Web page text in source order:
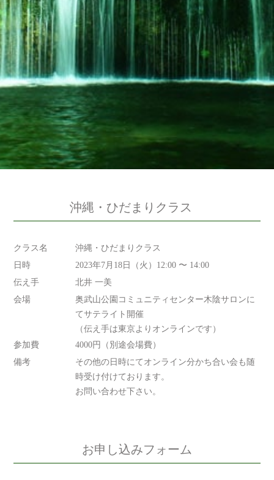
沖縄・ひだまりクラス
クラス名
沖縄・ひだまりクラス
日時
2023年7月18日（火）12:00 〜 14:00
伝え手
北井 一美
会場
奥武山公園コミュニティセンター木陰サロンに
てサテライト開催
（伝え手は東京よりオンラインです）
参加費
4000円（別途会場費）
備考
その他の日時にてオンライン分かち合い会も随
時受け付けております。
お問い合わせ下さい。
お申し込みフォーム